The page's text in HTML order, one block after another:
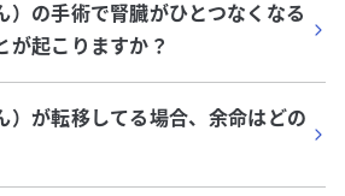
）の手術で腎臓がひとつなくなる
が起こりますか？
）が転移してる場合、余命はどの